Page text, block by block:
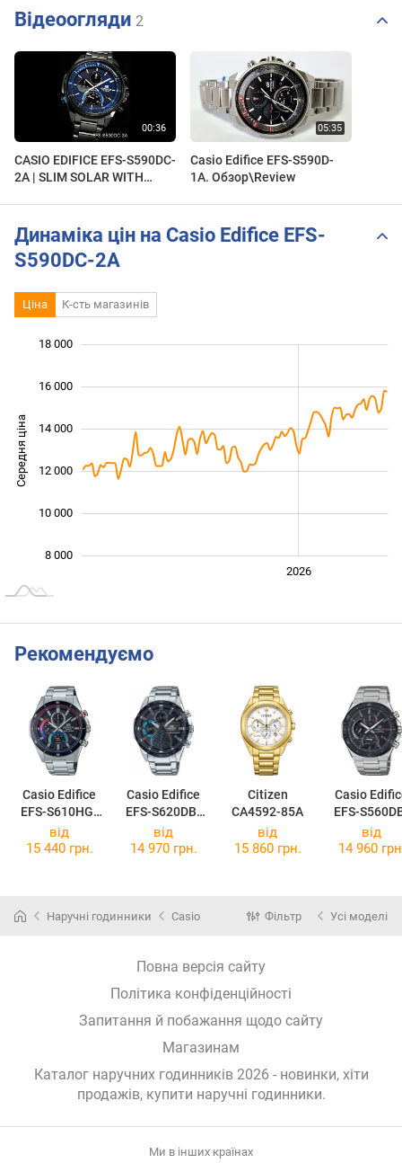
Відеоогляди 2
CASIO EDIFICE EFS-S590DC-
2A | SLIM SOLAR WITH
Casio Edifice EFS-S590D-
1A. Обзор\Review
Динаміка цін на Casio Edifice EFS-
S590DC-2A
Ціна К-сть магазинів
Середня ціна
8 000
10 000
12 000
14 000
18 000
16 000
2026
Рекомендуємо
Casio Edifice
EFS-S610HG-
1A
Casio Edifice
EFS-S620DB-
1B
Citizen
CA4592-85A
Casio
EFS-
1A
від
15 440 грн.
від
14 970 грн.
від
15 860 грн.
від
14 960
Наручні годинники Casio Фільтр Усі моделі
Повна версія сайту
Політика конфіденційності
Запитання й побажання щодо сайту
Магазинам
Каталог наручних годинників 2026 - новинки, хіти
продажів, купити наручні годинники.
Ми в інших країнах